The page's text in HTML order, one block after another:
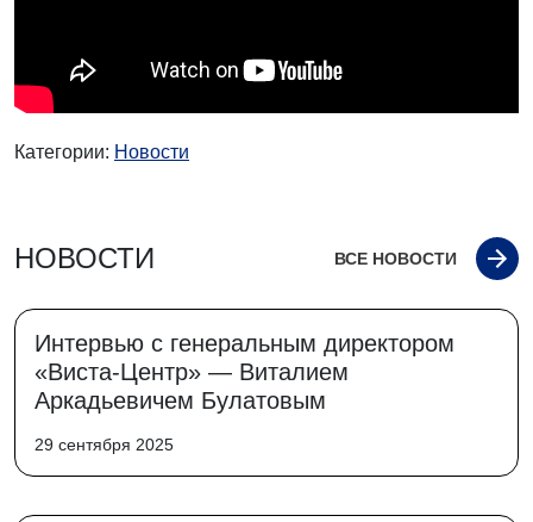
Категории: Новости
НОВОСТИ ВСЕ НОВОСТИ
Интервью с генеральным директором
«Виста-Центр» — Виталием
Аркадьевичем Булатовым
29 сентября 2025